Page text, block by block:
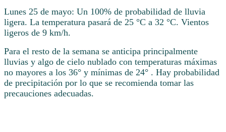
Lunes 25 de mayo: Un 100% de probabilidad de lluvia
ligera. La temperatura pasará de 25 °C a 32 °C. Vientos
ligeros de 9 km/h.
Para el resto de la semana se anticipa principalmente
lluvias y algo de cielo nublado con temperaturas máximas
no mayores a los 36° y mínimas de 24° . Hay probabilidad
de precipitación por lo que se recomienda tomar las
precauciones adecuadas.